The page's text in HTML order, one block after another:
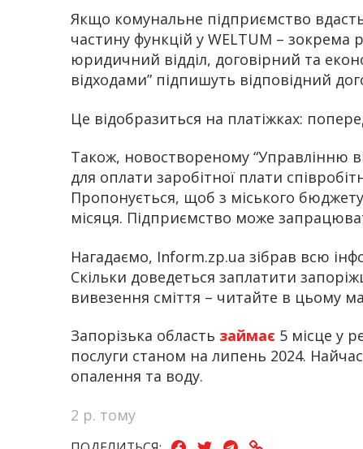
Якщо комунальне підприємство
частину функцій у WELTUM – зокрема
юридичний відділ, договірний та
відходами” підпишуть відповідний
Це відобразиться на платіжках:
Також, новоствореному “Управлінню
для оплати заробітної плати
Пропонується, щоб з міського
місяця. Підприємство може
Нагадаємо, Inform.zp.ua зібрав всю
Скільки доведеться заплатити
вивезення сміття – читайте в цьому
Запорізька область займає 5 місце у
послуги станом на липень 2024.
опалення та воду.
2 р. тому